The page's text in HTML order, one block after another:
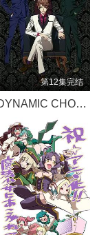
第12集完结
DYNAMIC CHORD